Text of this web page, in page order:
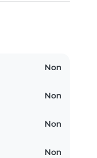
Non
Non
Non
Non